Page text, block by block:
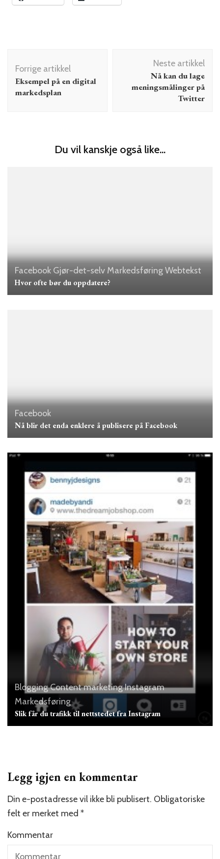
Forrige artikkel
Eksempel på en digital
markedsplan
Neste artikkel
Nå kan du lage
meningsmålinger på
Twitter
Du vil kanskje også like...
Facebook Gjør-det-selv MarkedsføringWebtekst
Hvor ofte bør du oppdatere?
Facebook
Nå blir det enda enklere å publisere på Facebook
BloggingContent marketingInstagram
Markedsføring
Slik får du trafikk til nettstedet fra Instagram
Legg igjen en kommentar
Din e-postadresse vil ikke bli publisert. Obligatoriske
felt er merket med *
Kommentar